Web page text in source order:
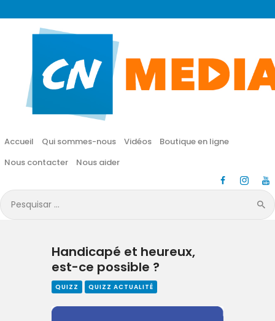
Accueil Qui sommes-nous Vidéos
Boutique en ligne
Nous contacter
Nous aider
Pesquisar
por:
CN MÉDIA
Une vie nouvelle en JESUS !
Accueil
Vidéos
Boutique en ligne
Nous aider
Handicapé et heureux,
est-ce possible ?
QUIZZ QUIZZ ACTUALITÉ